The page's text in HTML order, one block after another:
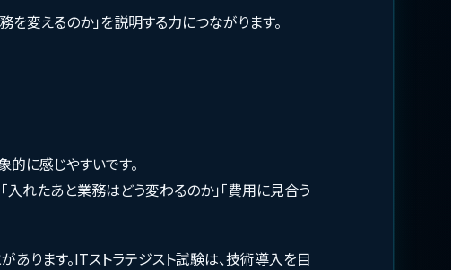
を変えるのか」を説明する力につながります。
的に感じやすいです。
入れたあと業務はどう変わるのか」「費用に見合う
ります。ITストラテジスト試験は、技術導入を目